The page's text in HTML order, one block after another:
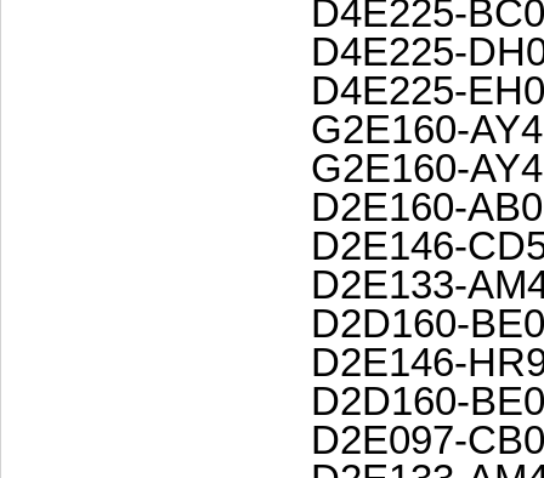
D4E225-
D4E225-
D4E225-
G2E160-
G2E160-
D2E160-
D2E146-
D2E133-
D2D160-
D2E146-
D2D160-
D2E097-